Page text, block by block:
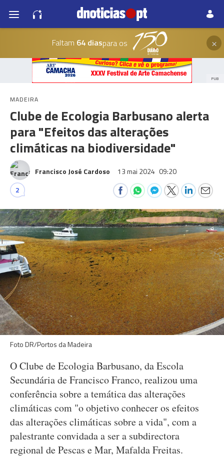
Faltam 64 diaspara os ×
PUB
MADEIRA
Clube de Ecologia Barbusano alerta
para "Efeitos das alterações
climáticas na biodiversidade"
Francisco José Cardoso 13 mai 2024 09:20
2
Foto DR/Portos da Madeira
O Clube de Ecologia Barbusano, da Escola
Secundária de Francisco Franco, realizou uma
conferência sobre a temática das alterações
climáticas com "o objetivo conhecer os efeitos
das alterações climáticas sobre a vida", com a
palestrante convidada a ser a subdirectora
regional de Pescas e Mar, Mafalda Freitas.